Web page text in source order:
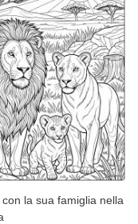
la sua famiglia nella